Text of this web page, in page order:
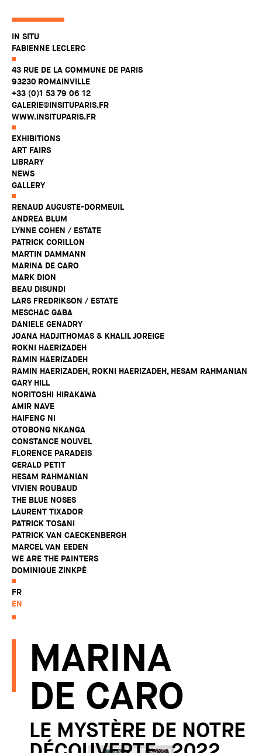
IN SITU
FABIENNE LECLERC
43 RUE DE LA COMMUNE DE PARIS
93230 ROMAINVILLE
+33 (0)1 53 79 06 12
GALERIE@INSITUPARIS.FR
WWW.INSITUPARIS.FR
EXHIBITIONS
ART FAIRS
LIBRARY
NEWS
GALLERY
RENAUD AUGUSTE-DORMEUIL
ANDREA BLUM
LYNNE COHEN / ESTATE
PATRICK CORILLON
MARTIN DAMMANN
MARINA DE CARO
MARK DION
BEAU DISUNDI
LARS FREDRIKSON / ESTATE
MESCHAC GABA
DANIELE GENADRY
JOANA HADJITHOMAS & KHALIL JOREIGE
ROKNI HAERIZADEH
RAMIN HAERIZADEH
RAMIN HAERIZADEH, ROKNI HAERIZADEH, HESAM RAHMANIAN
GARY HILL
NORITOSHI HIRAKAWA
AMIR NAVE
HAIFENG NI
OTOBONG NKANGA
CONSTANCE NOUVEL
FLORENCE PARADEIS
GERALD PETIT
HESAM RAHMANIAN
VIVIEN ROUBAUD
THE BLUE NOSES
LAURENT TIXADOR
PATRICK TOSANI
PATRICK VAN CAECKENBERGH
MARCEL VAN EEDEN
WE ARE THE PAINTERS
DOMINIQUE ZINKPÈ
FR
EN
MARINA
DE CARO
LE MYSTÈRE DE NOTRE